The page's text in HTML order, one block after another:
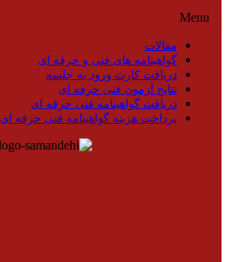
Menu
مقالات
گواهینامه های فنی و حرفه ای
دریافت کارت ورود به جلسه
نتایج آزمون فنی حرفه ای
دریافت گواهینامه فنی حرفه ای
پرداخت هزینه گواهینامه فنی حرفه ای